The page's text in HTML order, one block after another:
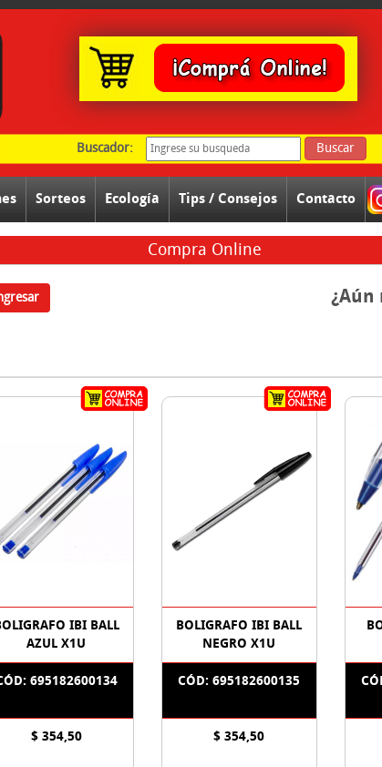
Buscador: Buscar
Sorteos Ecología Tips / Consejos Contacto
Compra Online
¿Aún
IBI BALL
AZUL X1U
695182600134
$ 354,50
BOLIGRAFO IBI BALL
NEGRO X1U
CÓD: 695182600135
$ 354,50